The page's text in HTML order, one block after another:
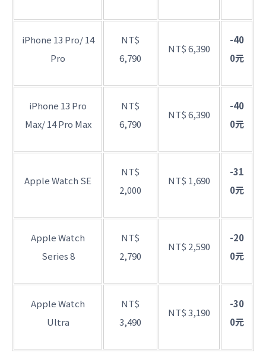
iPhone 13 Pro/ 14
Pro
NT$
6,790
NT$ 6,390
-40
0元
iPhone 13 Pro
Max/ 14 Pro Max
NT$
6,790
NT$ 6,390
-40
0元
Apple Watch SE
NT$
2,000
NT$ 1,690
-31
0元
Apple Watch
Series 8
NT$
2,790
NT$ 2,590
-20
0元
Apple Watch
Ultra
NT$
3,490
NT$ 3,190
-30
0元